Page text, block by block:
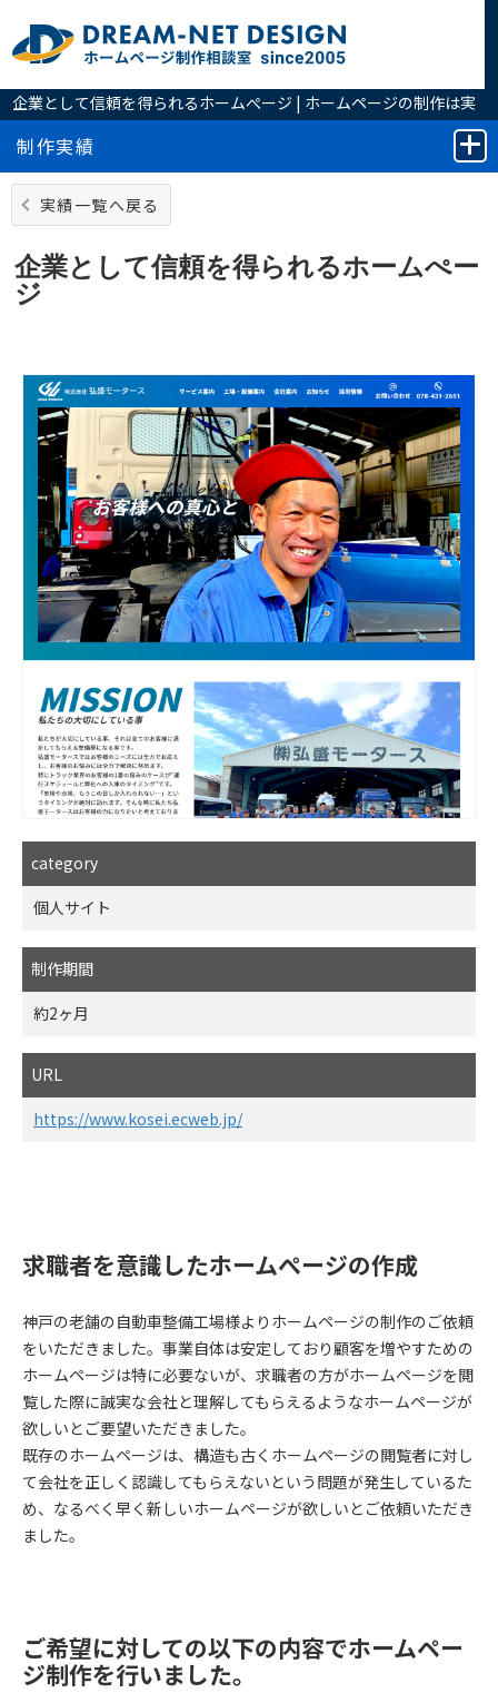
企業として信頼を得られるホームぺージ | ホームページの制作は実
制作実績
実績一覧へ戻る
企業として信頼を得られるホームぺー
ジ
category
個人サイト
制作期間
約2ヶ月
URL
https://www.kosei.ecweb.jp/
求職者を意識したホームぺージの作成
神戸の老舗の自動車整備工場様よりホームページの制作のご依頼
をいただきました。事業自体は安定しており顧客を増やすための
ホームページは特に必要ないが、求職者の方がホームページを閲
覧した際に誠実な会社と理解してもらえるようなホームページが
欲しいとご要望いただきました。
既存のホームページは、構造も古くホームページの閲覧者に対し
て会社を正しく認識してもらえないという問題が発生しているた
め、なるべく早く新しいホームページが欲しいとご依頼いただき
ました。
ご希望に対しての以下の内容でホームペー
ジ制作を行いました。